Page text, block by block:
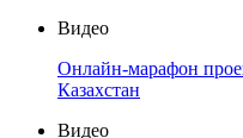
Видео
Онлайн-марафон
Казахстан
Видео